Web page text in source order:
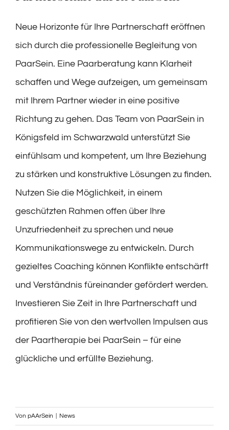
Neue Horizonte für Ihre Partnerschaft eröffnen
sich durch die professionelle Begleitung von
PaarSein. Eine Paarberatung kann Klarheit
schaffen und Wege aufzeigen, um gemeinsam
mit Ihrem Partner wieder in eine positive
Richtung zu gehen. Das Team von PaarSein in
Königsfeld im Schwarzwald unterstützt Sie
einfühlsam und kompetent, um Ihre Beziehung
zu stärken und konstruktive Lösungen zu finden.
Nutzen Sie die Möglichkeit, in einem
geschützten Rahmen offen über Ihre
Unzufriedenheit zu sprechen und neue
Kommunikationswege zu entwickeln. Durch
gezieltes Coaching können Konflikte entschärft
und Verständnis füreinander gefördert werden.
Investieren Sie Zeit in Ihre Partnerschaft und
profitieren Sie von den wertvollen Impulsen aus
der Paartherapie bei PaarSein – für eine
glückliche und erfüllte Beziehung.
Von pAArSein News